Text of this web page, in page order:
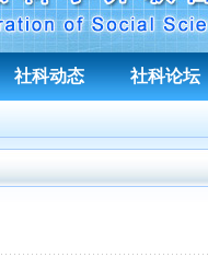
社科动态 社科论坛